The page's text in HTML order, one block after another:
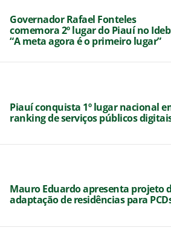
Governador Rafael Fonteles
comemora 2º lugar do Piauí no
“A meta agora é o primeiro lugar”
Piauí conquista 1º lugar nacional
ranking de serviços públicos
Mauro Eduardo apresenta projeto
adaptação de residências para